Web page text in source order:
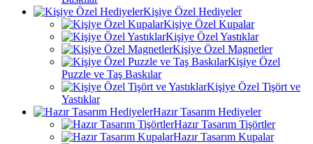
Kişiye Özel Hediyeler
Kişiye Özel Kupalar
Kişiye Özel Yastıklar
Kişiye Özel Magnetler
Kişiye Özel
Puzzle ve Taş Baskılar
Kişiye Özel Tişört ve
Yastıklar
Hazır Tasarım Hediyeler
Hazır Tasarım Tişörtler
Hazır Tasarım Kupalar